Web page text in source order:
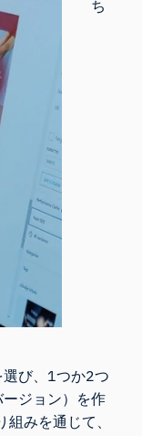
ち
び、1つか2つ
ジョン）を作
みを通じて、